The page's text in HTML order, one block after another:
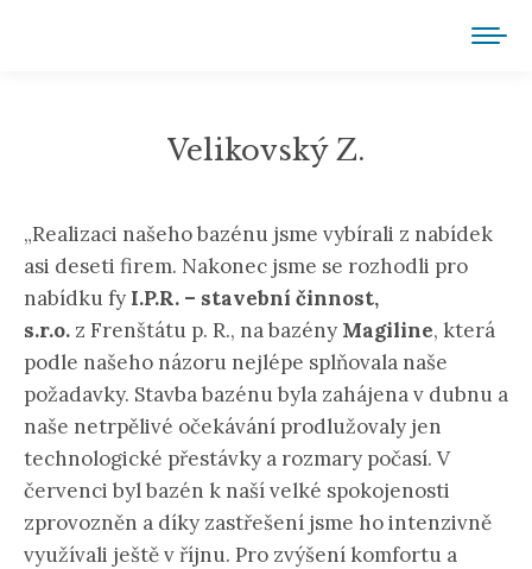
Velikovský Z.
„Realizaci našeho bazénu jsme vybírali z nabídek
asi deseti firem. Nakonec jsme se rozhodli pro
nabídku fy I.P.R. – stavební činnost,
s.r.o. z Frenštátu p. R., na bazény Magiline, která
podle našeho názoru nejlépe splňovala naše
požadavky. Stavba bazénu byla zahájena v dubnu a
naše netrpělivé očekávání prodlužovaly jen
technologické přestávky a rozmary počasí. V
červenci byl bazén k naší velké spokojenosti
zprovozněn a díky zastřešení jsme ho intenzivně
využívali ještě v říjnu. Pro zvýšení komfortu a